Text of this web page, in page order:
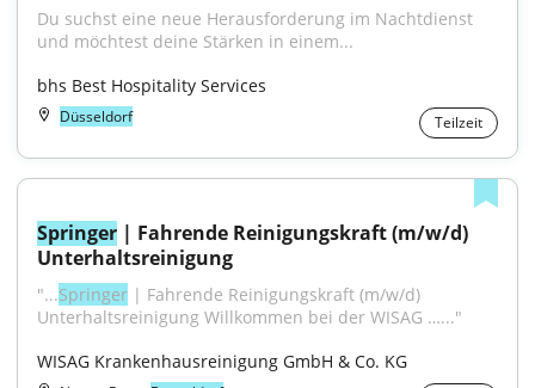
Du suchst eine neue Herausforderung im Nachtdienst
und möchtest deine Stärken in einem...
bhs Best Hospitality Services
Düsseldorf Teilzeit
Springer | Fahrende Reinigungskraft (m/w/d)
Unterhaltsreinigung
"...Springer | Fahrende Reinigungskraft (m/w/d)
Unterhaltsreinigung Willkommen bei der WISAG …..."
WISAG Krankenhausreinigung GmbH & Co. KG